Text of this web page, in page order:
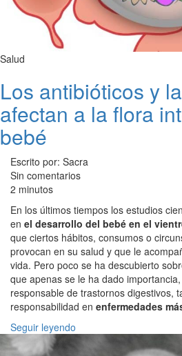
Salud
Los antibióticos y
afectan a la flora
bebé
Escrito por: Sacra
Sin comentarios
2 minutos
En los últimos tiempos los estudios
en el desarrollo del bebé en el
que ciertos hábitos, consumos o
provocan en su salud y que le
vida. Pero poco se ha descubierto
que apenas se le ha dado
responsable de trastornos digestivos,
responsabilidad en enfermedades
Seguir leyendo